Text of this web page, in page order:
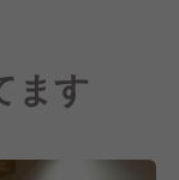
ます